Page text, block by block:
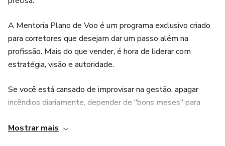
A Mentoria Plano de Voo é um programa exclusivo criado
para corretores que desejam dar um passo além na
profissão. Mais do que vender, é hora de liderar com
estratégia, visão e autoridade.
Se você está cansado de improvisar na gestão, apagar
incêndios diariamente, depender de “bons meses” para
comando da sua carreira, essa mentoria é pra você.
Mostrar mais